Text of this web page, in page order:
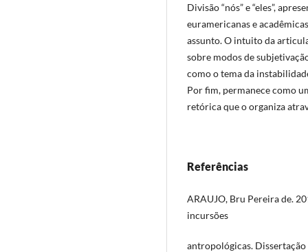
Divisão “nós” e “eles”,
euramericanas e
assunto. O intuito da
sobre modos de
como o tema da
Por fim, permanece como
retórica que o organiza
Referências
ARAUJO, Bru Pereira de.
incursões
antropológicas. Dissertação